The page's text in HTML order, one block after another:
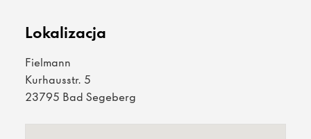
Lokalizacja
Fielmann
Kurhausstr. 5
23795 Bad Segeberg